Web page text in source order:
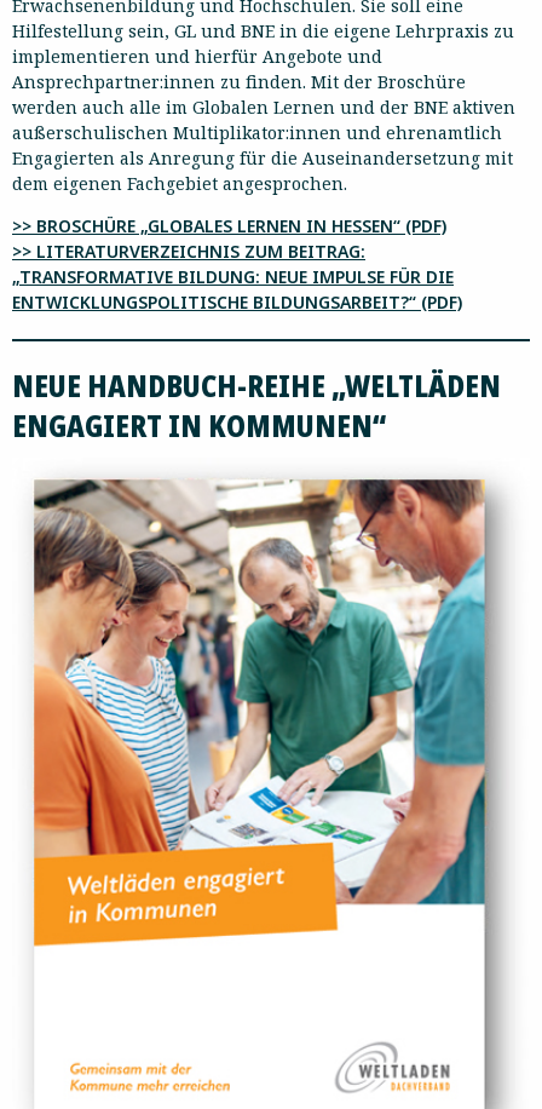
Erwachsenenbildung und Hochschulen. Sie soll eine
Hilfestellung sein, GL und BNE in die eigene Lehrpraxis zu
implementieren und hierfür Angebote und
Ansprechpartner:innen zu finden. Mit der Broschüre
werden auch alle im Globalen Lernen und der BNE aktiven
außerschulischen Multiplikator:innen und ehrenamtlich
Engagierten als Anregung für die Auseinandersetzung mit
dem eigenen Fachgebiet angesprochen.
>> BROSCHÜRE „GLOBALES LERNEN IN HESSEN“ (PDF)
>> LITERATURVERZEICHNIS ZUM BEITRAG:
„TRANSFORMATIVE BILDUNG: NEUE IMPULSE FÜR DIE
ENTWICKLUNGSPOLITISCHE BILDUNGSARBEIT?“ (PDF)
NEUE HANDBUCH-REIHE „WELTLÄDEN
ENGAGIERT IN KOMMUNEN“